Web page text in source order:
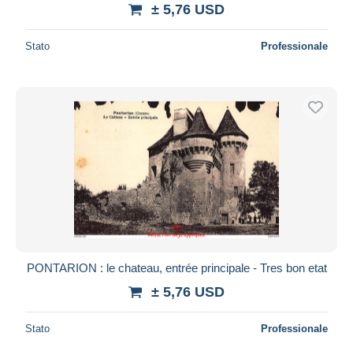
± 5,76 USD
Stato Professionale
PONTARION : le chateau, entrée principale - Tres bon etat
± 5,76 USD
Stato Professionale